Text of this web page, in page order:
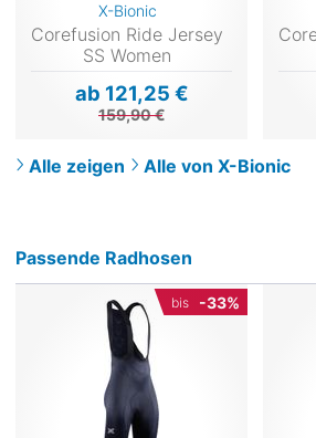
X-Bionic
Corefusion Ride Jersey
SS Women
ab 121,25 €
159,90 €
Alle zeigen Alle von X-Bionic
Passende Radhosen
bis -33%